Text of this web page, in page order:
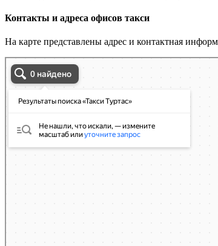
Контакты и адреса офисов такси
На карте представлены адрес и контактная